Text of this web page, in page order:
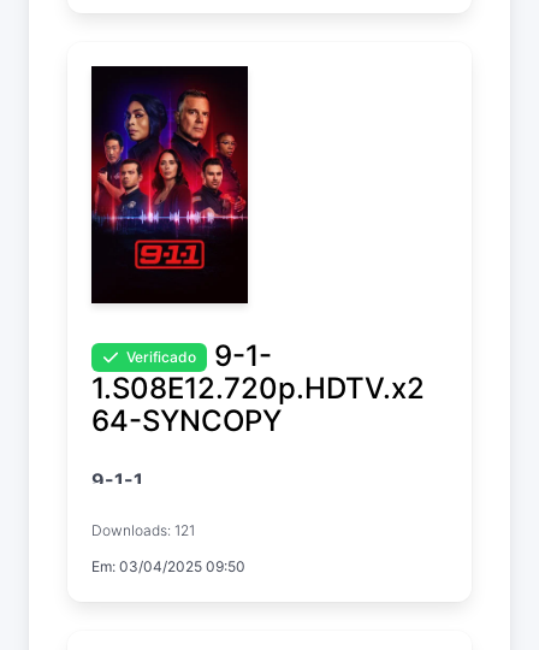
Verificado 9-1-
1.S08E12.720p.HDTV.x2
64-SYNCOPY
9-1-1
Downloads: 121
Em: 03/04/2025 09:50